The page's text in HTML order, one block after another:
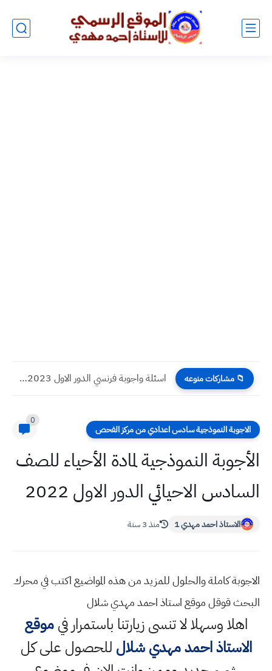
📁 مشاركات منوعه حل اسئلة الفرنسي دور اول 2023 صف سادس علمي
الاجوبة النموذجية سادس اعدادي من مركز الفحص
0
الأجوبة النموذجية لمادة الأحياء للصف
السادس الاحيائي الدور الاول 2022
الاستاذ احمد مهدي 1 منذ 3 سنة
الاجوبة كاملة والحلول للمزيد من هذه المواضيع اكتب في محرك
البحث قوقل موقع استاذ احمد مهدي شلال
اهلا وسهلالا تنسى زيارتنا باستمرار فيموقع
الاستاذ احمد مهدي شلال للحصول على كل